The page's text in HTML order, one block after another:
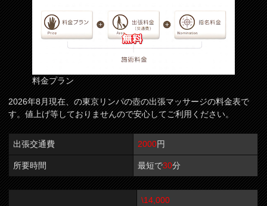
料金プラン
2026年8月現在、の東京リンパの壺の出張マッサージの料金表で
す。値上げ等しておりませんので安心してご利用ください。
出張交通費 2000円
所要時間 最短で30分
\14,000